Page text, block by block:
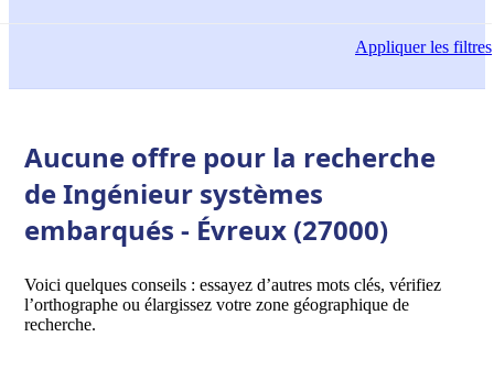
Appliquerles filtres
Aucune offre pour la recherche
de Ingénieur systèmes
embarqués - Évreux (27000)
Voici quelques conseils : essayez d’autres mots clés, vérifiez
l’orthographe ou élargissez votre zone géographique de
recherche.